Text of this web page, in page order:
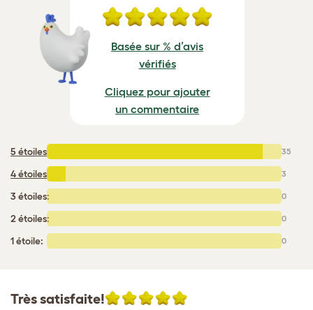
Basée sur % d’avis
vérifiés
Cliquez pour ajouter
un commentaire
5 étoiles 35
4 étoiles 3
3 étoiles: 0
2 étoiles: 0
1 étoile: 0
Très satisfaite!